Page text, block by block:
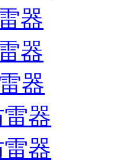
器
器
器
器
器